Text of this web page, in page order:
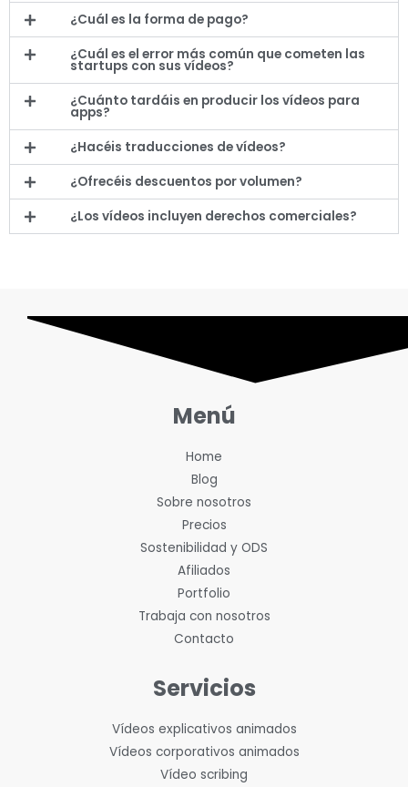
¿Cuál es la forma de pago?
¿Cuál es el error más común que cometen las
startups con sus vídeos?
¿Cuánto tardáis en producir los vídeos para
apps?
¿Hacéis traducciones de vídeos?
¿Ofrecéis descuentos por volumen?
¿Los vídeos incluyen derechos comerciales?
Menú
Home
Blog
Sobre nosotros
Precios
Sostenibilidad y ODS
Afiliados
Portfolio
Trabaja con nosotros
Contacto
Servicios
Vídeos explicativos animados
Vídeos corporativos animados
Vídeo scribing